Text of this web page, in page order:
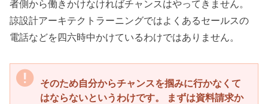
者側から働きかけなければチャンスはやってきません。
諒設計アーキテクトラーニングではよくあるセールスの
電話などを四六時中かけているわけではありません。
そのため自分からチャンスを掴みに行かなくて
はならないというわけです。 まずは資料請求か